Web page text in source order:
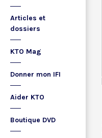
Articles et
dossiers
KTO Mag
Donner mon IFI
Aider KTO
Boutique DVD